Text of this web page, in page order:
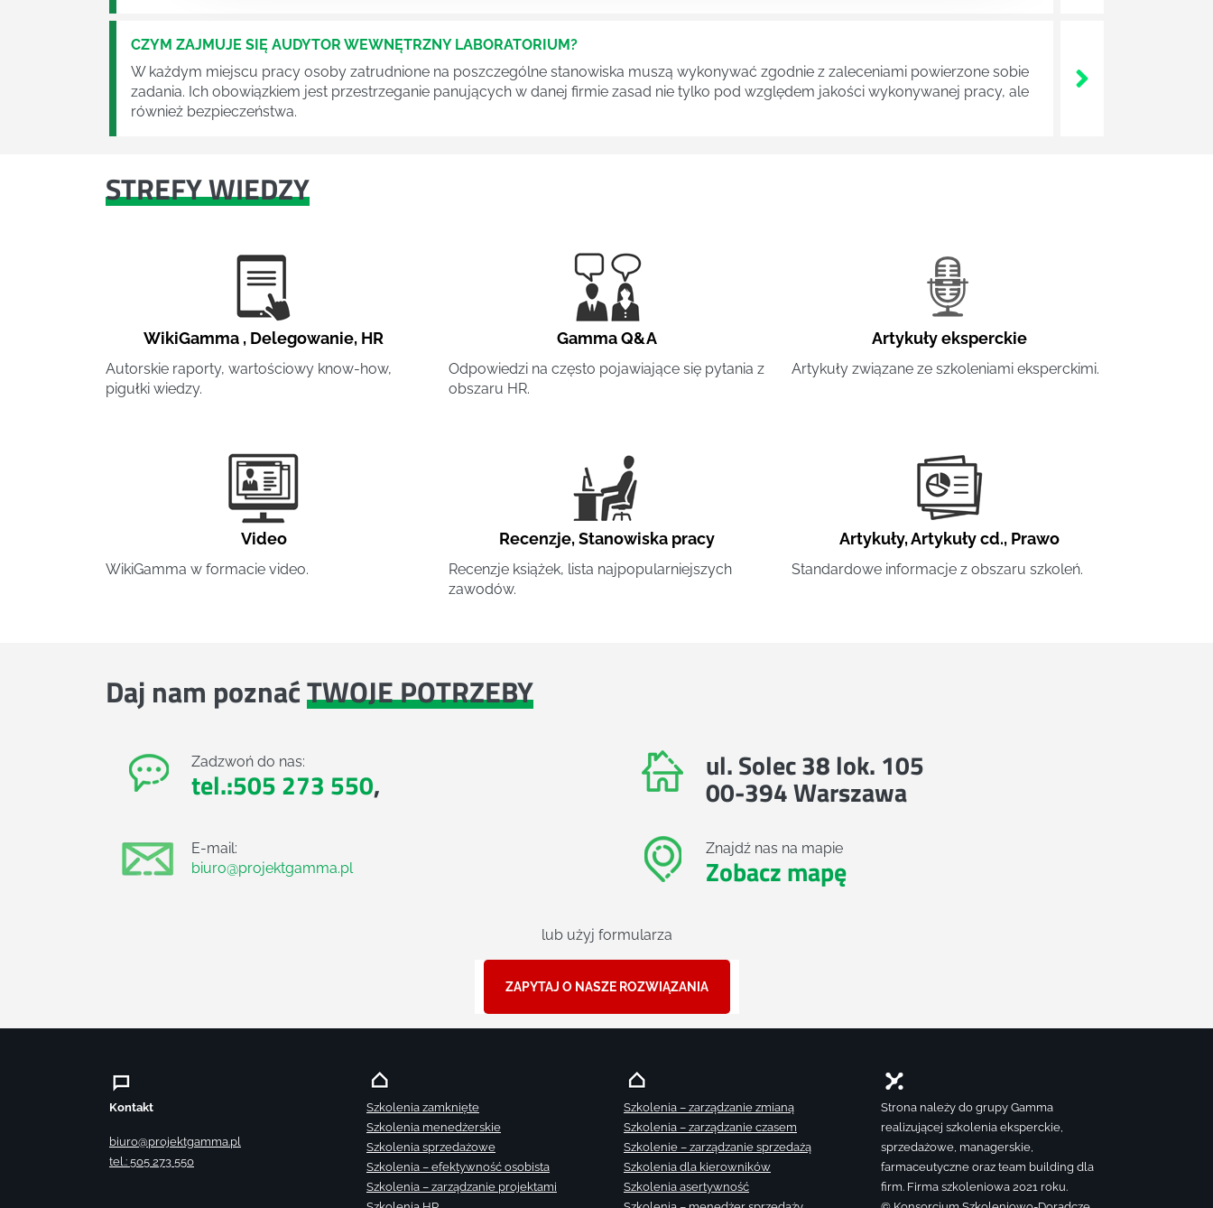
CZYM ZAJMUJE SIĘ AUDYTOR WEWNĘTRZNY LABORATORIUM?
W każdym miejscu pracy osoby zatrudnione na poszczególne stanowiska muszą wykonywać zgodnie z zaleceniami powierzone sobie
zadania. Ich obowiązkiem jest przestrzeganie panujących w danej firmie zasad nie tylko pod względem jakości wykonywanej pracy, ale
również bezpieczeństwa.
STREFY WIEDZY
WikiGamma , Delegowanie, HR
Autorskie raporty, wartościowy know-how,
pigułki wiedzy.
Gamma Q&A
Odpowiedzi na często pojawiające się pytania z
obszaru HR.
Artykuły eksperckie
Artykuły związane ze szkoleniami eksperckimi.
Video
WikiGamma w formacie video.
Recenzje,Stanowiska pracy
Recenzje książek, lista najpopularniejszych
zawodów.
Artykuły,Artykuły cd., Prawo
Standardowe informacje z obszaru szkoleń.
Daj nam poznaćTWOJE POTRZEBY
Zadzwoń do nas:
tel.:505 273 550,
E-mail:
biuro@projektgamma.pl
ul. Solec 38 lok. 105
00-394 Warszawa
Znajdź nas na mapie
Zobacz mapę
lub użyj formularza
ZAPYTAJ O NASZE ROZWIĄZANIA
Kontakt
biuro@projektgamma.pl
tel.: 505 273 550
Szkolenia zamknięte
Szkolenia menedżerskie
Szkolenia sprzedażowe
Szkolenia – efektywność osobista
Szkolenia – zarządzanie projektami
Szkolenia – zarządzanie zmianą
Szkolenia – zarządzanie czasem
Szkolenie – zarządzanie sprzedażą
Szkolenia dla kierowników
Szkolenia asertywność
Strona należy do grupy Gamma
realizującej szkolenia eksperckie,
sprzedażowe, managerskie,
farmaceutyczne oraz team building dla
firm. Firma szkoleniowa 2021 roku.